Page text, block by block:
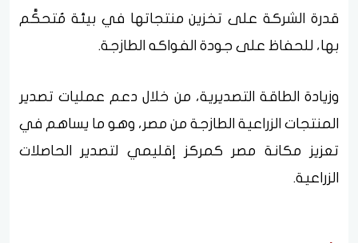
قدرة الشركة على تخزين منتجاتها في بيئة مُتحكَّم
بها، للحفاظ على جودة الفواكه الطازجة.
وزيادة الطاقة التصديرية، من خلال دعم عمليات تصدير
المنتجات الزراعية الطازجة من مصر، وهو ما يساهم في
تعزيز مكانة مصر كمركز إقليمي لتصدير الحاصلات
الزراعية.